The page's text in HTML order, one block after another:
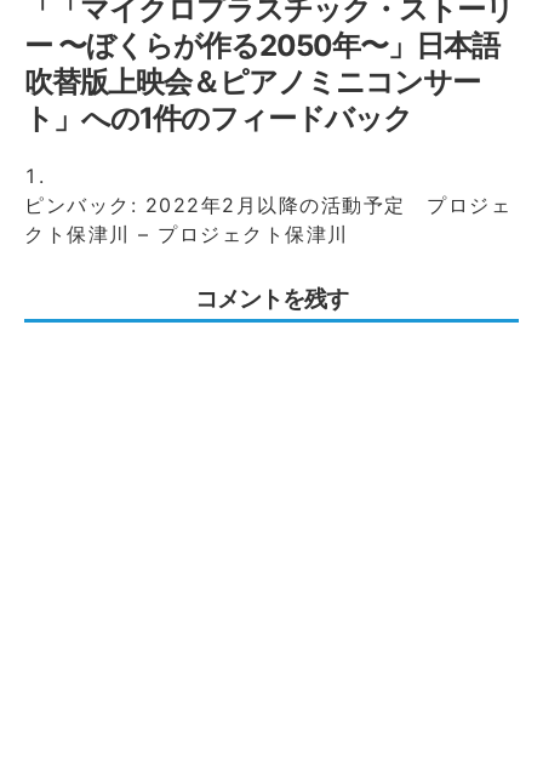
「 「マイクロプラスチック・ストーリ
ー 〜ぼくらが作る2050年〜」日本語
吹替版上映会＆ピアノミニコンサー
ト 」への1件のフィードバック
ピンバック: 2022年2月以降の活動予定 プロジェ
クト保津川 – プロジェクト保津川
コメントを残す